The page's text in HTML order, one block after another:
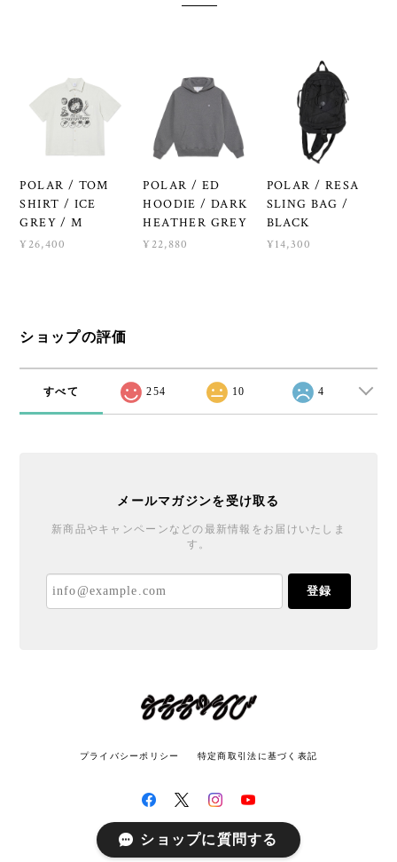
POLAR / TOM
SHIRT / ICE
GREY / M
¥26,400
POLAR / ED
HOODIE / DARK
HEATHER GREY
¥22,880
POLAR / RESA
SLING BAG /
BLACK
¥14,300
ショップの評価
すべて 254 10 4
メールマガジンを受け取る
新商品やキャンペーンなどの最新情報をお届けいたしま
す。
登録
プライバシーポリシー 特定商取引法に基づく表記
© LATITUDE All rights reserved.
ショップに質問する